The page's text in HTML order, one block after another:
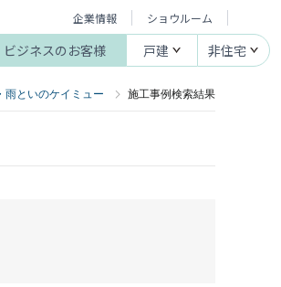
企業情報 ショウルーム
ビジネスのお客様 戸建 非住宅
雨といのケイミュー 施工事例検索結果